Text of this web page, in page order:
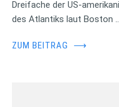
Dreifache der US-
des Atlantiks laut Boston
ZUM BEITRAG ⟶